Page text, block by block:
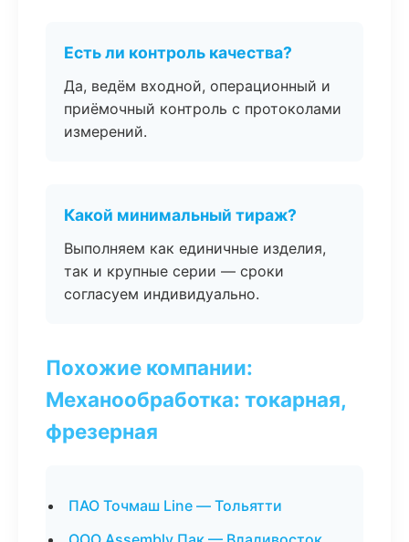
Есть ли контроль качества?
Да, ведём входной, операционный и
приёмочный контроль с протоколами
измерений.
Какой минимальный тираж?
Выполняем как единичные изделия,
так и крупные серии — сроки
согласуем индивидуально.
Похожие компании:
Механообработка: токарная,
фрезерная
ПАО Точмаш Line — Тольятти